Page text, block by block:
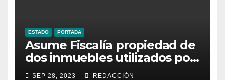
ESTADO PORTADA
Asume Fiscalía propiedad de
dos inmuebles utilizados por
la delincuencia
SEP 28, 2023 REDACCIÓN